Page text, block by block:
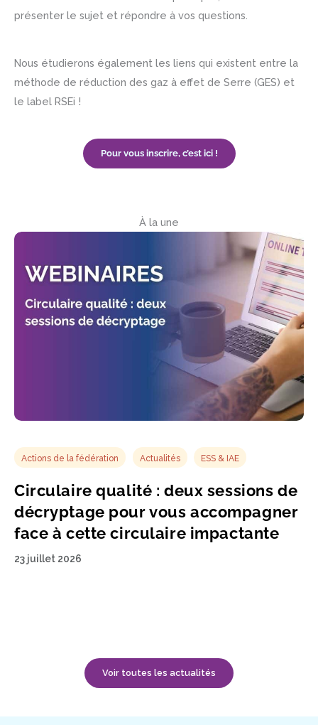
présenter le sujet et répondre à vos questions.
Nous étudierons également les liens qui existent entre la
méthode de réduction des gaz à effet de Serre (GES) et
le label RSEi !
Pour vous inscrire, c’est ici !
À la une
Actions de la fédération Actualités ESS & IAE
Circulaire qualité : deux sessions de
décryptage pour vous accompagner
face à cette circulaire impactante
23 juillet 2026
Voir toutes les actualités